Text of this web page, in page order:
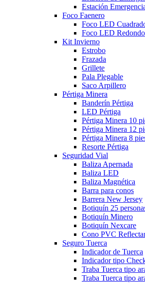
Estación
Foco Faenero
Foco LED
Foco LED Redondo
Kit Invierno
Estrobo
Frazada
Grillete
Pala Plegable
Saco Arpillero
Pértiga Minera
Banderín Pértiga
LED Pértiga
Pértiga Minera 10
Pértiga Minera 12
Pértiga Minera 8
Resorte Pértiga
Seguridad Vial
Baliza Apernada
Baliza LED
Baliza Magnética
Barra para conos
Barrera New Jersey
Botiquín 25
Botiquín Minero
Botiquín Nexcare
Cono PVC
Seguro Tuerca
Indicador de Tuerca
Indicador tipo
Traba Tuerca tipo
Traba Tuerca tipo